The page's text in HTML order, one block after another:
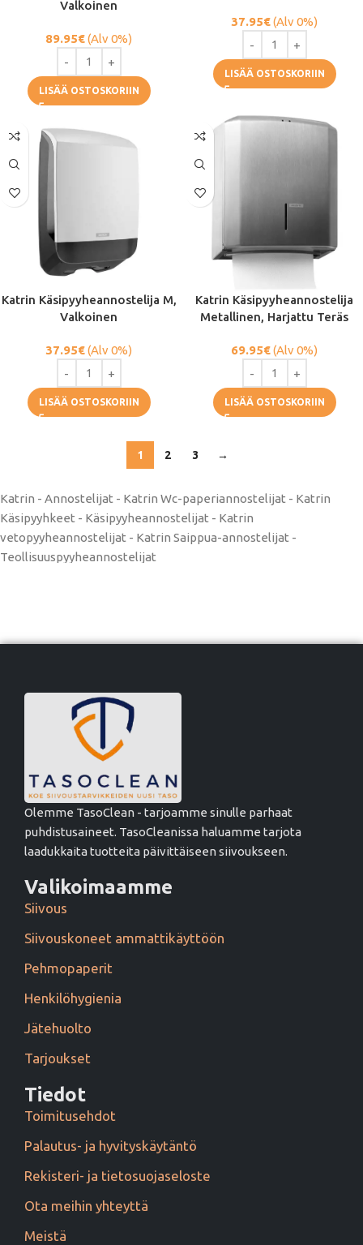
Valkoinen
89.95€(Alv 0%)
LISÄÄ OSTOSKORIIN
37.95€(Alv 0%)
LISÄÄ OSTOSKORIIN
Katrin Käsipyyheannostelija M,
Valkoinen
37.95€(Alv 0%)
LISÄÄ OSTOSKORIIN
Katrin Käsipyyheannostelija
Metallinen, Harjattu Teräs
69.95€(Alv 0%)
LISÄÄ OSTOSKORIIN
1 2 3 →
Katrin - Annostelijat - Katrin Wc-paperiannostelijat - Katrin
Käsipyyhkeet - Käsipyyheannostelijat - Katrin
vetopyyheannostelijat - Katrin Saippua-annostelijat -
Teollisuuspyyheannostelijat
Olemme TasoClean - tarjoamme sinulle parhaat
puhdistusaineet. TasoCleanissa haluamme tarjota
laadukkaita tuotteita päivittäiseen siivoukseen.
Valikoimaamme
Siivous
Siivouskoneet ammattikäyttöön
Pehmopaperit
Henkilöhygienia
Jätehuolto
Tarjoukset
Tiedot
Toimitusehdot
Palautus- ja hyvityskäytäntö
Rekisteri- ja tietosuojaseloste
Ota meihin yhteyttä
Meistä